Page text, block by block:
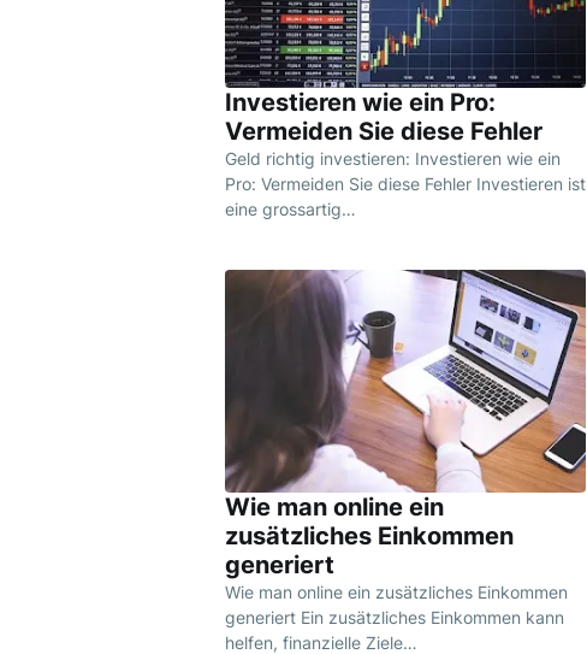
Investieren wie ein Pro:
Vermeiden Sie diese Fehler
Geld richtig investieren: Investieren wie ein
Pro: Vermeiden Sie diese Fehler Investieren ist
eine grossartig…
Wie man online ein
zusätzliches Einkommen
generiert
Wie man online ein zusätzliches Einkommen
generiert Ein zusätzliches Einkommen kann
helfen, finanzielle Ziele…